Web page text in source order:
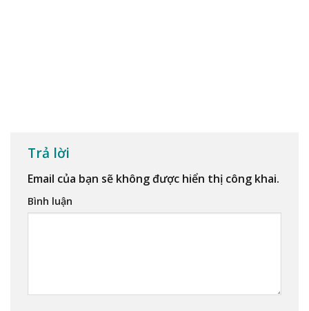
Trả lời
Email của bạn sẽ không được hiển thị công khai.
Bình luận